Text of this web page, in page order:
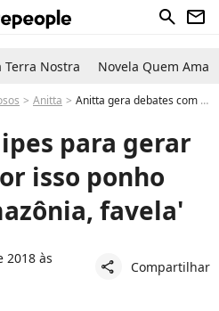
search newsletter
Terra Nostra Novela Quem Ama
Anitta Anitta gera debates com clipes: 'Grande massa não curte perder tempo com coisas chatas'
para gerar
isso ponho
favela'
2018 às
share Compartilhar